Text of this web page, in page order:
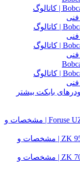
مینی لودر بابکت Bobcat T320 | کاتالوگ
مینی لودر بابکت Bobcat S185 | کاتالوگ
مینی لودر بابکت Bobcat S130 | کاتالوگ
مینی لودر بابکت Bobcat S300 | کاتالوگ
بابکت بیشتر
مینی لودر فوریوز Foruse UZ 1020 | مشخصات و
مینی لودر زرین کوپال ZK 950 | مشخصات و
مینی لودر زرین کوپال ZK 700 | مشخصات و